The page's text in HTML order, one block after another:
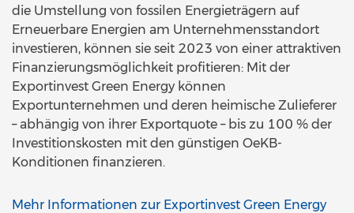
die Umstellung von fossilen Energieträgern auf
Erneuerbare Energien am Unternehmensstandort
investieren, können sie seit 2023 von einer attraktiven
Finanzierungsmöglichkeit profitieren: Mit der
Exportinvest Green Energy können
Exportunternehmen und deren heimische Zulieferer
– abhängig von ihrer Exportquote – bis zu 100 % der
Investitionskosten mit den günstigen OeKB-
Konditionen finanzieren.
Mehr Informationen zur Exportinvest Green Energy